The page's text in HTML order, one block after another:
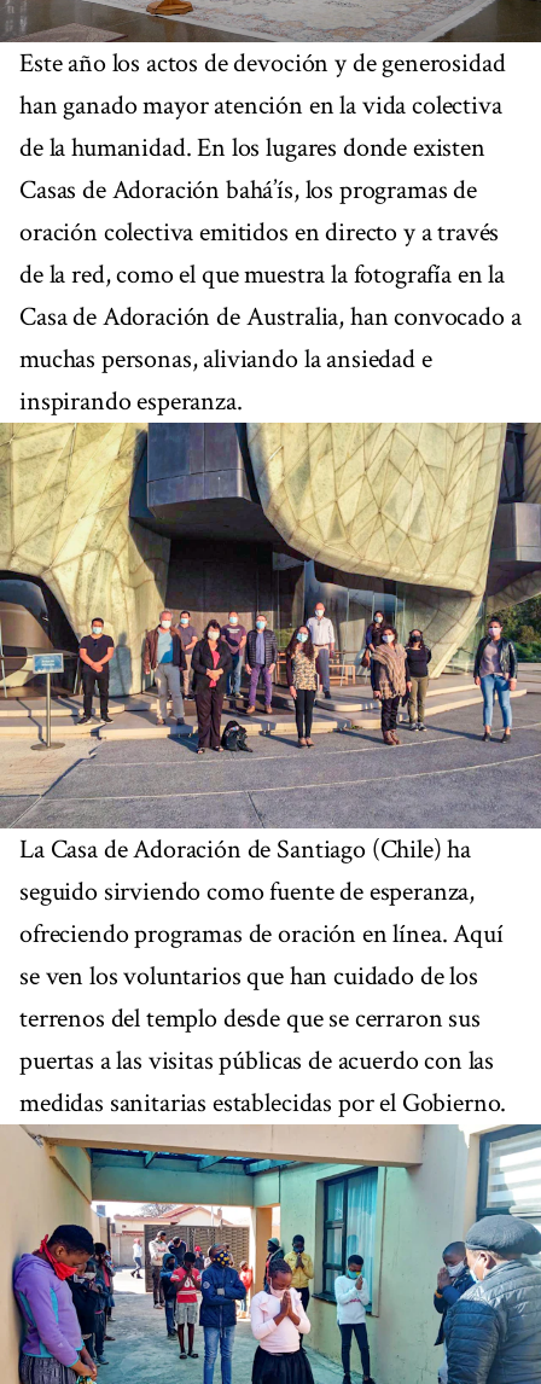
Este año los actos de devoción y de generosidad
han ganado mayor atención en la vida colectiva
de la humanidad. En los lugares donde existen
Casas de Adoración bahá’ís, los programas de
oración colectiva emitidos en directo y a través
de la red, como el que muestra la fotografía en la
Casa de Adoración de Australia, han convocado a
muchas personas, aliviando la ansiedad e
inspirando esperanza.
La Casa de Adoración de Santiago (Chile) ha
seguido sirviendo como fuente de esperanza,
ofreciendo programas de oración en línea. Aquí
se ven los voluntarios que han cuidado de los
terrenos del templo desde que se cerraron sus
puertas a las visitas públicas de acuerdo con las
medidas sanitarias establecidas por el Gobierno.